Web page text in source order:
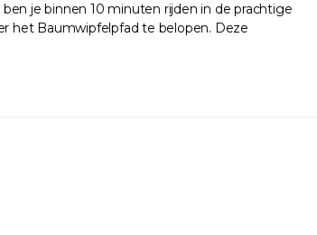
je binnen 10 minuten rijden in de prachtige
het Baumwipfelpfad te belopen. Deze